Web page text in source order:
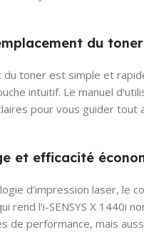
du toner
du toner est simple et
intuitif. Le manuel
pour vous guider tout
et efficacité
d’impression laser, le
rend l’i-SENSYS X 1440i
de performance, mais